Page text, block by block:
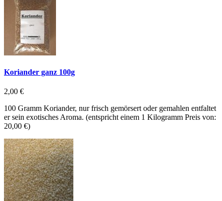
Koriander ganz 100g
2,00 €
100 Gramm Koriander, nur frisch gemörsert oder gemahlen entfaltet
er sein exotisches Aroma. (entspricht einem 1 Kilogramm Preis von:
20,00 €)